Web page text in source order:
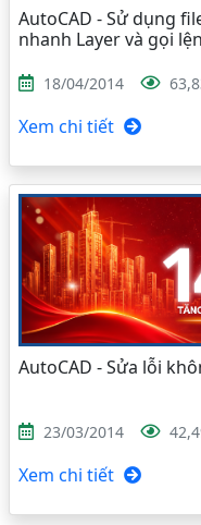
AutoCAD - Sử dụng
nhanh Layer và gọi
18/04/2014
Xem chi tiết
AutoCAD - Sửa lỗi
23/03/2014
Xem chi tiết